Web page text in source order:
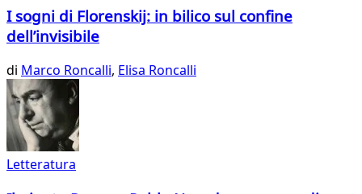
I sogni di Florenskij: in bilico sul confine
dell’invisibile
di Marco Roncalli, Elisa Roncalli
Letteratura